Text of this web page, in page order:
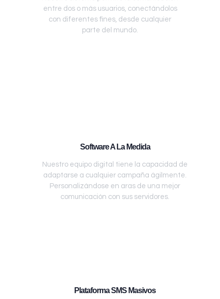
entre dos o más usuarios, conectándolos
con diferentes fines, desde cualquier
parte del mundo.
Software A La Medida
Nuestro equipo digital tiene la capacidad de
adaptarse a cualquier campaña ágilmente.
Personalizándose en aras de una mejor
comunicación con sus servidores.
Plataforma SMS Masivos